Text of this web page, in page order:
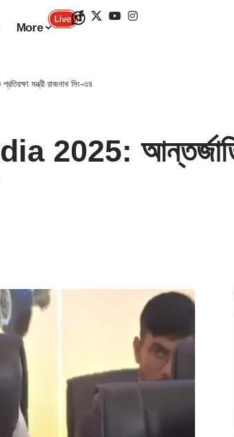
More
মন্ত্রী রাজনাথ সিং-এর
আন্তর্জাতিক